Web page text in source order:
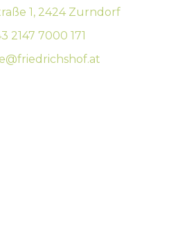
1, 2424 Zurndorf
2147 7000 171